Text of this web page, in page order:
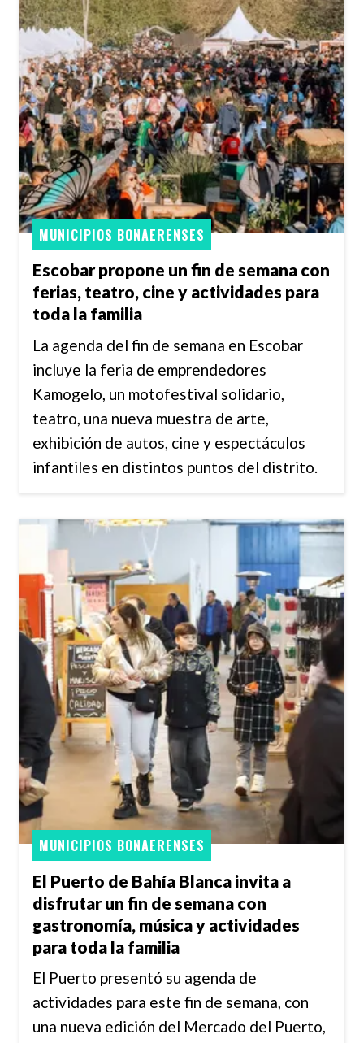
Escobar propone un fin de semana con
ferias, teatro, cine y actividades para
toda la familia
MUNICIPIOS BONAERENSES
La agenda del fin de semana en Escobar
incluye la feria de emprendedores
Kamogelo, un motofestival solidario,
teatro, una nueva muestra de arte,
exhibición de autos, cine y espectáculos
infantiles en distintos puntos del distrito.
El Puerto de Bahía Blanca invita a
disfrutar un fin de semana con
gastronomía, música y actividades
para toda la familia
MUNICIPIOS BONAERENSES
El Puerto presentó su agenda de
actividades para este fin de semana, con
una nueva edición del Mercado del Puerto,